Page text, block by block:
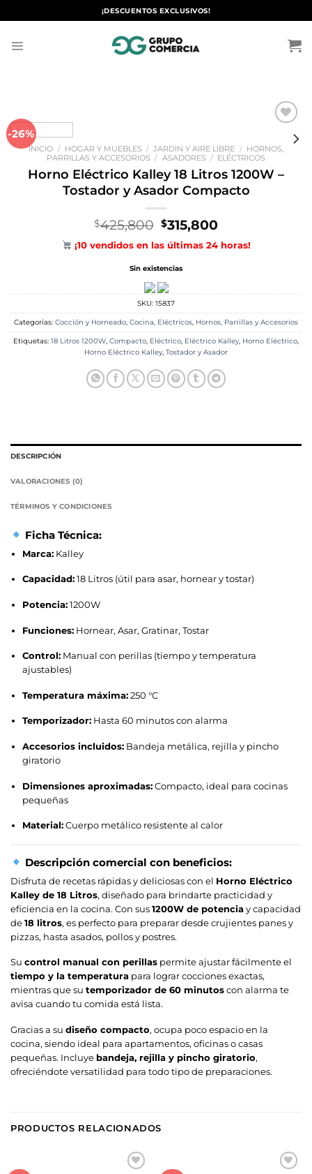
al
¡DESCUENTOS EXCLUSIVOS!
-26%
Añadir
lista de
INICIO / HOGAR Y MUEBLES / JARDIN Y AIRE LIBRE / HORNOS,
PARRILLAS Y ACCESORIOS / ASADORES / ELÉCTRICOS
Horno Eléctrico Kalley 18 Litros 1200W –
Tostador y Asador Compacto
$425,800 El
precio
original
era:
$315,800El
precio
actual
¡10 vendidos en las últimas 24 horas!
Sin existencias
SKU: 15837
Categorías: Cocción y Horneado, Cocina, Eléctricos, Hornos, Parrillas y Accesorios
Etiquetas: 18 Litros 1200W, Compacto, Eléctrico, Eléctrico Kalley, Horno Eléctrico,
Horno Eléctrico Kalley, Tostador y Asador
DESCRIPCIÓN
VALORACIONES (0)
TÉRMINOS Y CONDICIONES
Ficha Técnica:
Marca:Kalley
Capacidad:18 Litros (útil para asar, hornear y tostar)
Potencia:1200W
Funciones:Hornear, Asar, Gratinar, Tostar
Control:Manual con perillas (tiempo y temperatura
ajustables)
Temperatura máxima:250 °C
Temporizador:Hasta 60 minutos con alarma
Accesorios incluidos:Bandeja metálica, rejilla y pincho
giratorio
Dimensiones aproximadas:Compacto, ideal para cocinas
pequeñas
Material:Cuerpo metálico resistente al calor
Descripción comercial con beneficios:
Disfruta de recetas rápidas y deliciosas con el Horno Eléctrico
Kalley de 18 Litros, diseñado para brindarte practicidad y
eficiencia en la cocina. Con sus 1200W de potencia y capacidad
de 18 litros, es perfecto para preparar desde crujientes panes y
pizzas, hasta asados, pollos y postres.
Su control manual con perillas permite ajustar fácilmente el
tiempo y la temperatura para lograr cocciones exactas,
mientras que su temporizador de 60 minutos con alarma te
avisa cuando tu comida está lista.
Gracias a su diseño compacto, ocupa poco espacio en la
cocina, siendo ideal para apartamentos, oficinas o casas
pequeñas. Incluye bandeja, rejilla y pincho giratorio,
ofreciéndote versatilidad para todo tipo de preparaciones.
PRODUCTOS RELACIONADOS